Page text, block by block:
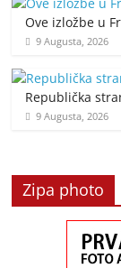
Ove izložbe u
9 Augusta, 2026
Republička
9 Augusta, 2026
Zipa photo